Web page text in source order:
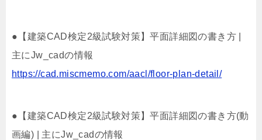
●【建築CAD検定2級試験対策】平面詳細図の書き方 |
主にJw_cadの情報
https://cad.miscmemo.com/aacl/floor-plan-detail/
●【建築CAD検定2級試験対策】平面詳細図の書き方(動
画編) | 主にJw_cadの情報